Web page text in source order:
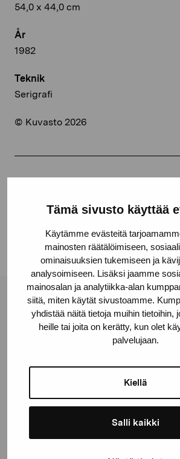
Tämä sivusto käyttää
Käytämme evästeitä
mainosten räätälöimiseen,
ominaisuuksien tukemiseen ja
analysoimiseen. Lisäksi jaamme
mainosalan ja analytiikka-alan
siitä, miten käytät sivustoamme.
yhdistää näitä tietoja muihin tietoihin,
heille tai joita on kerätty, kun olet
palvelujaan.
Kiellä
Salli kaikki
54,0 x 44,0 cm
År
1982
Teknik
Serigrafi
© Kuvasto 2026
Facebook
Stiftelsen Pro